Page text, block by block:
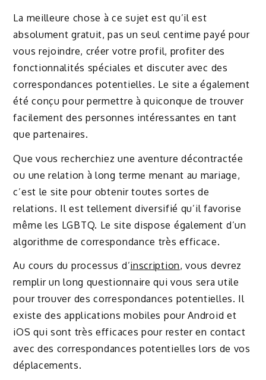
La meilleure chose à ce sujet est qu’il est
absolument gratuit, pas un seul centime payé pour
vous rejoindre, créer votre profil, profiter des
fonctionnalités spéciales et discuter avec des
correspondances potentielles. Le site a également
été conçu pour permettre à quiconque de trouver
facilement des personnes intéressantes en tant
que partenaires.
Que vous recherchiez une aventure décontractée
ou une relation à long terme menant au mariage,
c’est le site pour obtenir toutes sortes de
relations. Il est tellement diversifié qu’il favorise
même les LGBTQ. Le site dispose également d’un
algorithme de correspondance très efficace.
Au cours du processus d’inscription, vous devrez
remplir un long questionnaire qui vous sera utile
pour trouver des correspondances potentielles. Il
existe des applications mobiles pour Android et
iOS qui sont très efficaces pour rester en contact
avec des correspondances potentielles lors de vos
déplacements.